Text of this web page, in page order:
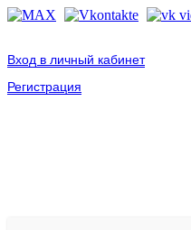
Вход в личный кабинет
Регистрация